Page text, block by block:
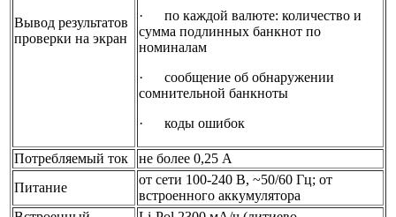
Вывод результатов
проверки на экран
· по каждой валюте: количество и
сумма подлинных банкнот по
номиналам
· сообщение об обнаружении
сомнительной банкноты
· коды ошибок
Потребляемый ток
не более 0,25 А
Питание
от сети 100-240 В, ~50/60 Гц; от
встроенного аккумулятора